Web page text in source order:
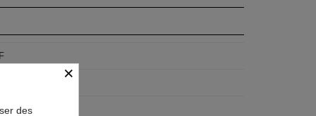
cm, 90x60 cm
×
des